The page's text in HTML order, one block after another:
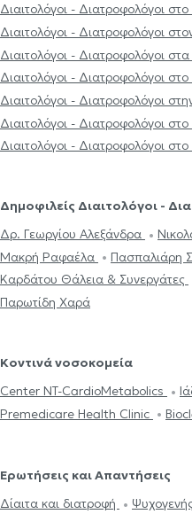
Διαιτολόγοι - Διατροφολόγοι
Διαιτολόγοι - Διατροφολόγοι
Διαιτολόγοι - Διατροφολόγοι
Διαιτολόγοι - Διατροφολόγοι
Διαιτολόγοι - Διατροφολόγοι
Διαιτολόγοι - Διατροφολόγοι στο
Διαιτολόγοι - Διατροφολόγοι
Δημοφιλείς Διαιτολόγοι -
Δρ. Γεωργίου Αλεξάνδρα
Μακρή Ραφαέλα
Πασπαλιάρη
Καρδάτου Θάλεια & Συνεργάτες
Παρωτίδη Χαρά
Κοντινά νοσοκομεία
Center NT-CardioMetabolics
Premedicare Health Clinic
Ερωτήσεις και Απαντήσεις
Δίαιτα και διατροφή